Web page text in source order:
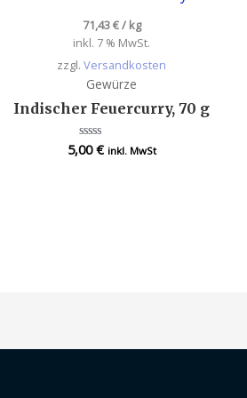
71,43€/ kg
inkl. 7 % MwSt.
zzgl.Versandkosten
Gewürze
Indischer Feuercurry, 70 g
Bewertet
5,00€ inkl. MwSt